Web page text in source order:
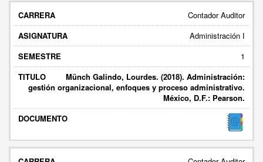
Contador Auditor
Administración I
1
Münch Galindo, Lourdes. (2018). Administración:
gestión organizacional, enfoques y proceso administrativo.
México, D.F.: Pearson.